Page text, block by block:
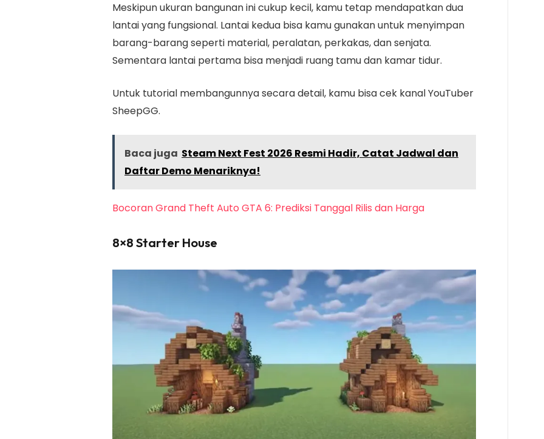
Meskipun ukuran bangunan ini cukup kecil, kamu tetap mendapatkan dua
lantai yang fungsional. Lantai kedua bisa kamu gunakan untuk menyimpan
barang-barang seperti material, peralatan, perkakas, dan senjata.
Sementara lantai pertama bisa menjadi ruang tamu dan kamar tidur.
Untuk tutorial membangunnya secara detail, kamu bisa cek kanal YouTuber
SheepGG.
Baca juga Steam Next Fest 2026 Resmi Hadir, Catat Jadwal dan
Daftar Demo Menariknya!
Bocoran Grand Theft Auto GTA 6: Prediksi Tanggal Rilis dan Harga
8×8 Starter House